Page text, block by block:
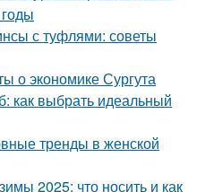
с туфлями: советы
о экономике Сургута
как выбрать идеальный
тренды в женской
2025: что носить и как